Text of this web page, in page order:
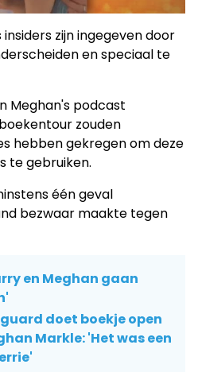
zijn ingegeven door
en speciaal te
Meghan's podcast
zouden
hebben gekregen om deze
te gebruiken.
één geval
bezwaar maakte tegen
en Meghan gaan
doet boekje open
Markle: 'Het was een